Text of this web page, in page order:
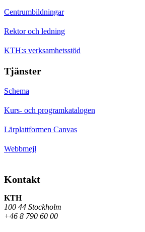
Centrumbildningar
Rektor och ledning
KTH:s verksamhetsstöd
Tjänster
Schema
Kurs- och programkatalogen
Lärplattformen Canvas
Webbmejl
Kontakt
KTH
100 44 Stockholm
+46 8 790 60 00